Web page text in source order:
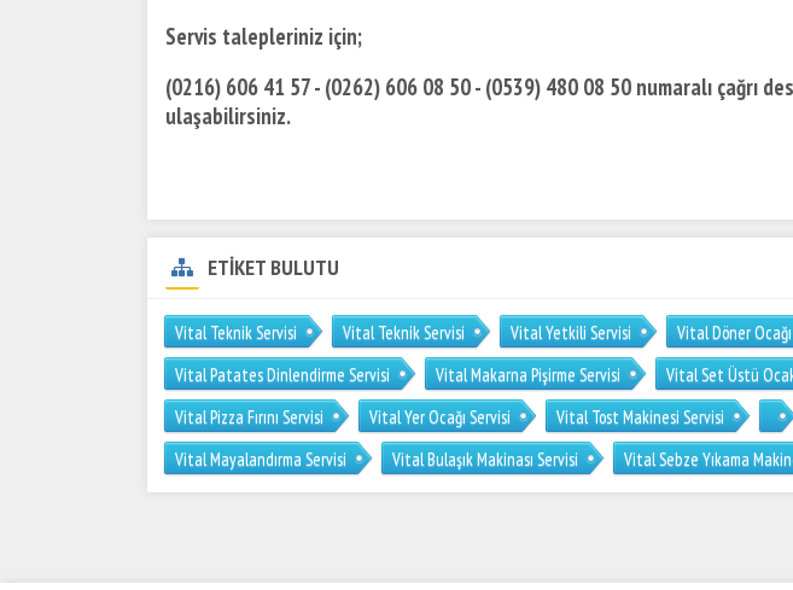
Servis talepleriniz için;
(0216) 606 41 57 - (0262) 606 08 50 - (0539) 480 08 50 numaralı çağrı
ulaşabilirsiniz.
ETİKET BULUTU
Vital Teknik Servisi Vital Teknik Servisi Vital Yetkili Servisi Vital Döner
Vital Patates Dinlendirme Servisi
Vital Makarna Pişirme Servisi Vital Set Üstü
Vital Pizza Fırını Servisi
Vital Yer Ocağı Servisi Vital Tost Makinesi Servisi
Vital Mayalandırma Servisi
Vital Bulaşık Makinası Servisi Vital Sebze Yıkama